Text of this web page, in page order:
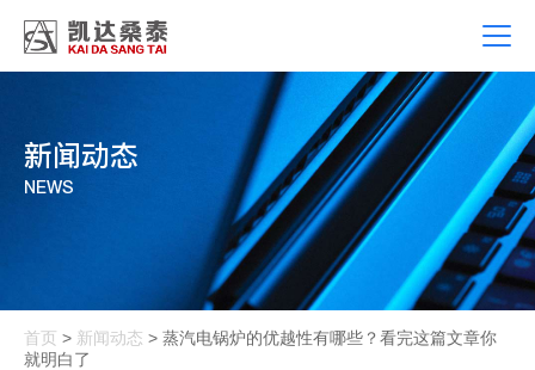
新闻动态
NEWS
首页 > 新闻动态 > 蒸汽电锅炉的优越性有哪些？看完这篇文章你
就明白了